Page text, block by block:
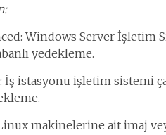
Windows Server İşletim
yedekleme.
İş istasyonu işletim sistemi
makinelerine ait imaj